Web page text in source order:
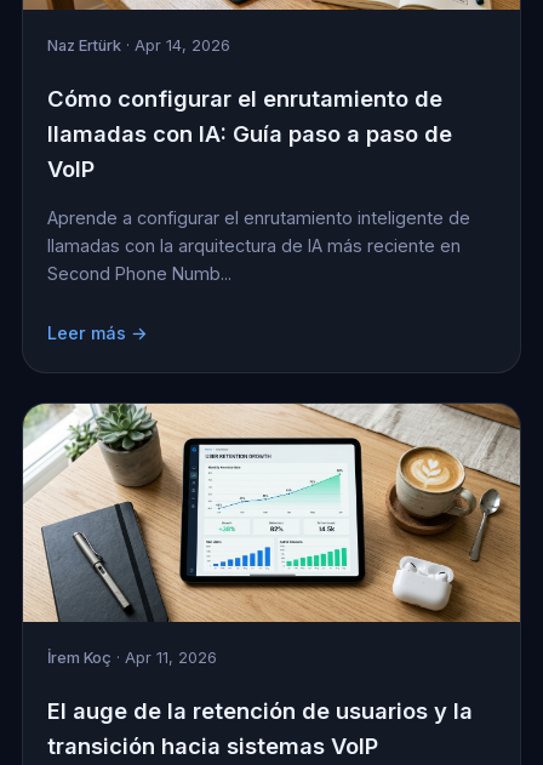
Naz Ertürk· Apr 14, 2026
Cómo configurar el enrutamiento de
llamadas con IA: Guía paso a paso de
VoIP
Aprende a configurar el enrutamiento inteligente de
llamadas con la arquitectura de IA más reciente en
Second Phone Numb...
Leer más →
İrem Koç · Apr 11, 2026
El auge de la retención de usuarios y la
transición hacia sistemas VoIP